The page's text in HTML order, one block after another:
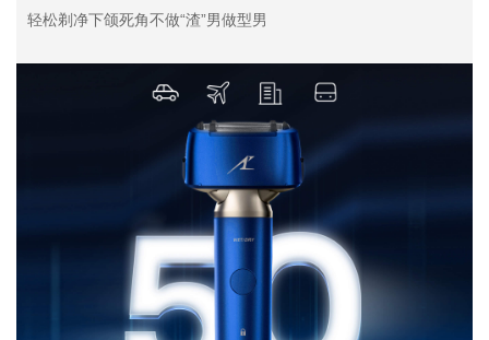
轻松剃净下颌死角不做“渣”男做型男